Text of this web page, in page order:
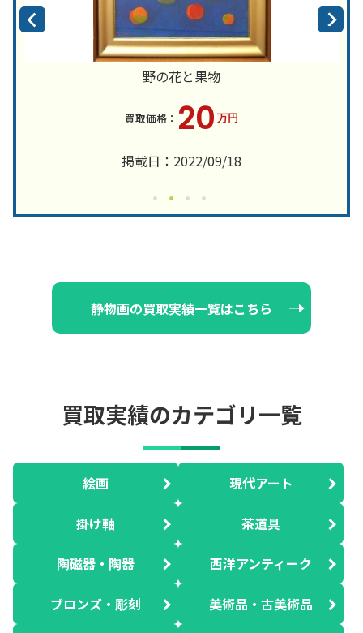
野の花と果物
20 万円
掲載日：2022/09/18
静物画の買取実績一覧はこちら
買取実績のカテゴリ一覧
絵画 現代アート
掛け軸 茶道具
陶磁器・陶器 西洋アンティーク
ブロンズ・彫刻 美術品・古美術品